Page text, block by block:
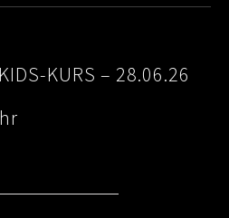
KURS – 28.06.26